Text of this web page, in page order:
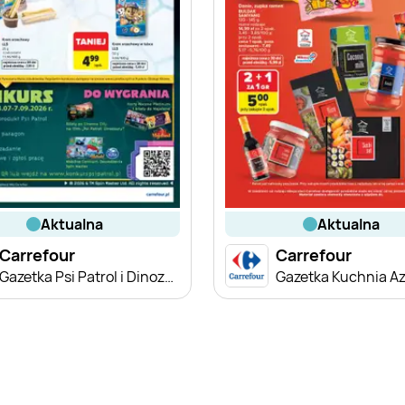
aktualna
Carrefour
Gazetka Psi Patrol i Dinozaury
aktualna
Carrefour